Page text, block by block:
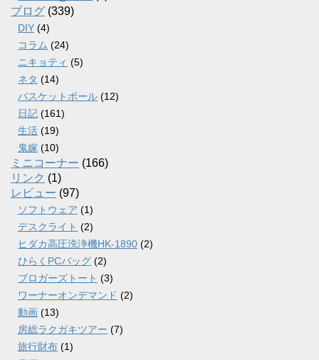
ブログ (339)
DIY (4)
コラム (24)
ニキョティ (5)
ネタ (14)
バスケットボール (12)
日記 (161)
生活 (19)
鬼嫁 (10)
ミニコーナー (166)
リンク (1)
レビュー (97)
ソフトウェア (1)
デスクライト (2)
ヒダカ高圧洗浄機HK-1890 (2)
ひらくPCバッグ (2)
ブロガーズトート (3)
ワーナーオンデマンド (2)
動画 (13)
房総ラクガキツアー (7)
旅行財布 (1)